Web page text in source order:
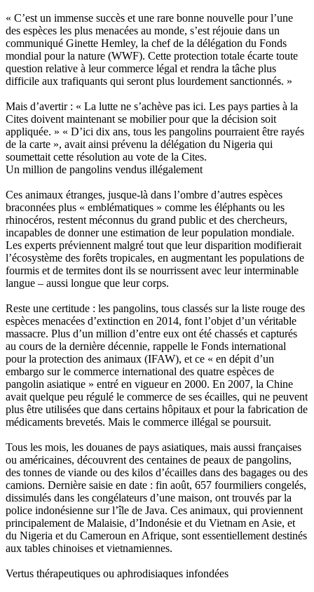
« C’est un immense succès et une rare bonne nouvelle pour l’une
des espèces les plus menacées au monde, s’est réjouie dans un
communiqué Ginette Hemley, la chef de la délégation du Fonds
mondial pour la nature (WWF). Cette protection totale écarte toute
question relative à leur commerce légal et rendra la tâche plus
difficile aux trafiquants qui seront plus lourdement sanctionnés. »
Mais d’avertir : « La lutte ne s’achève pas ici. Les pays parties à la
Cites doivent maintenant se mobilier pour que la décision soit
appliquée. » « D’ici dix ans, tous les pangolins pourraient être rayés
de la carte », avait ainsi prévenu la délégation du Nigeria qui
soumettait cette résolution au vote de la Cites.
Un million de pangolins vendus illégalement
Ces animaux étranges, jusque-là dans l’ombre d’autres espèces
braconnées plus « emblématiques » comme les éléphants ou les
rhinocéros, restent méconnus du grand public et des chercheurs,
incapables de donner une estimation de leur population mondiale.
Les experts préviennent malgré tout que leur disparition modifierait
l’écosystème des forêts tropicales, en augmentant les populations de
fourmis et de termites dont ils se nourrissent avec leur interminable
langue – aussi longue que leur corps.
Reste une certitude : les pangolins, tous classés sur la liste rouge des
espèces menacées d’extinction en 2014, font l’objet d’un véritable
massacre. Plus d’un million d’entre eux ont été chassés et capturés
au cours de la dernière décennie, rappelle le Fonds international
pour la protection des animaux (IFAW), et ce « en dépit d’un
embargo sur le commerce international des quatre espèces de
pangolin asiatique » entré en vigueur en 2000. En 2007, la Chine
avait quelque peu régulé le commerce de ses écailles, qui ne peuvent
plus être utilisées que dans certains hôpitaux et pour la fabrication de
médicaments brevetés. Mais le commerce illégal se poursuit.
Tous les mois, les douanes de pays asiatiques, mais aussi françaises
ou américaines, découvrent des centaines de peaux de pangolins,
des tonnes de viande ou des kilos d’écailles dans des bagages ou des
camions. Dernière saisie en date : fin août, 657 fourmiliers congelés,
dissimulés dans les congélateurs d’une maison, ont trouvés par la
police indonésienne sur l’île de Java. Ces animaux, qui proviennent
principalement de Malaisie, d’Indonésie et du Vietnam en Asie, et
du Nigeria et du Cameroun en Afrique, sont essentiellement destinés
aux tables chinoises et vietnamiennes.
Vertus thérapeutiques ou aphrodisiaques infondées